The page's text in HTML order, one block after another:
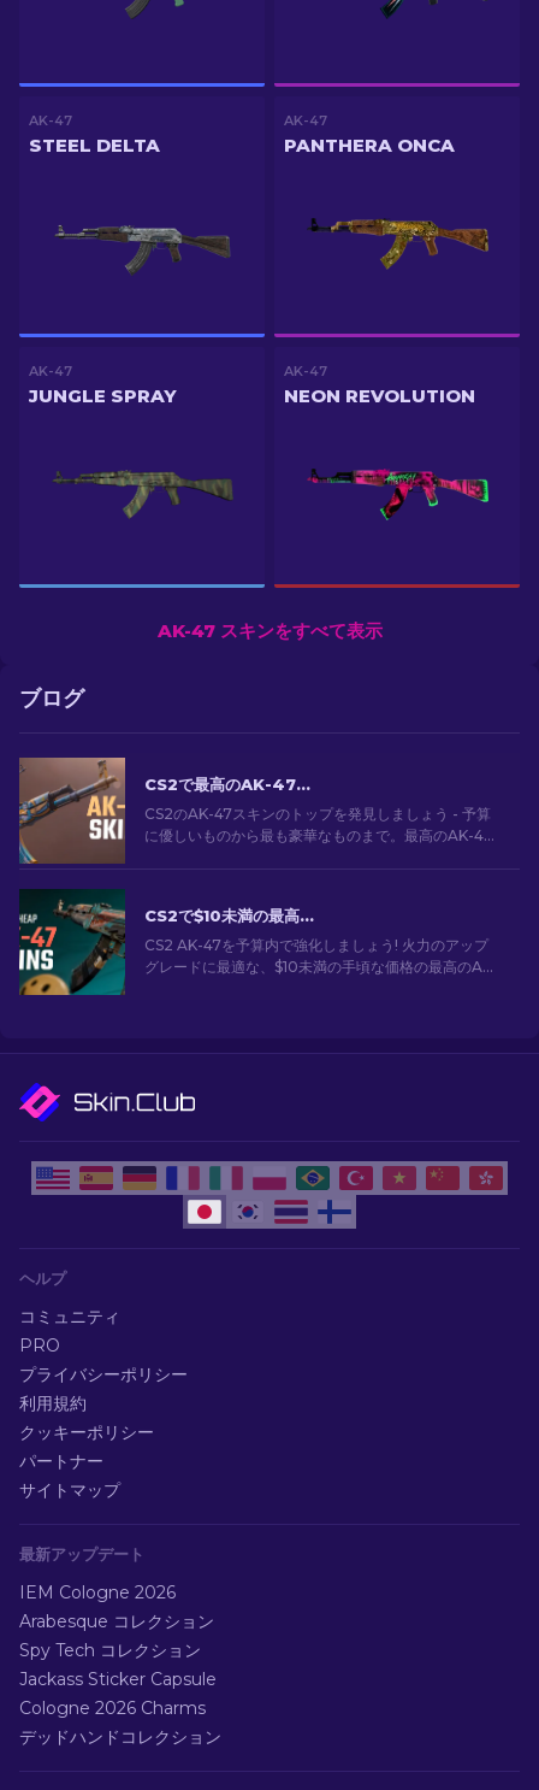
AK-47
STEEL DELTA
AK-47
PANTHERA ONCA
AK-47
JUNGLE SPRAY
AK-47
NEON REVOLUTION
AK-47 スキンをすべて表示
ブログ
CS2で最高のAK-47スキン: 安価から高価まで
CS2のAK-47スキンのトップを発見しましょう - 予算
に優しいものから最も豪華なものまで。最高のAK-47
CS2で$10未満の最高に安いAK-47スキン
CS2 AK-47を予算内で強化しましょう! 火力のアップ
グレードに最適な、$10未満の手頃な価格の最高のAK-
ヘルプ
コミュニティ
PRO
プライバシーポリシー
利用規約
クッキーポリシー
パートナー
サイトマップ
最新アップデート
IEM Cologne 2026
Arabesque コレクション
Spy Tech コレクション
Jackass Sticker Capsule
Cologne 2026 Charms
デッドハンドコレクション